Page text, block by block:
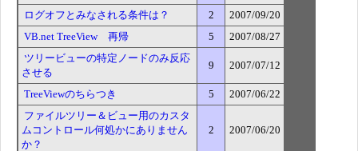
ログオフとみなされる条件は？
2
2007/09/20
VB.net TreeView 再帰
5
2007/08/27
ツリービューの特定ノードのみ反応
させる
9 2007/07/12
TreeViewのちらつき 5
2007/06/22
ファイルツリー＆ビュー用のカスタ
ムコントロール何処かにありません
か？
2 2007/06/20